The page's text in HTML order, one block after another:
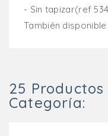
- Sin tapizar(ref
También
25
Categoría: